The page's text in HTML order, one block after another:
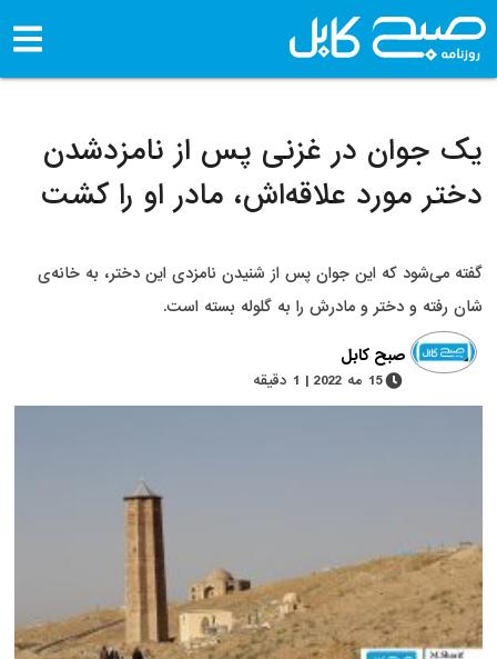
یک جوان در غزنی پس از نامزدشدن
دختر مورد علاقه‌اش، مادر او را کشت
گفته می‌شود که این جوان پس از شنیدن نامزدی این دختر، به خانه‌ی
شان رفته و دختر و مادرش را به گلوله بسته است.
صبح کابل
15 مه 2022 | 1 دقیقه